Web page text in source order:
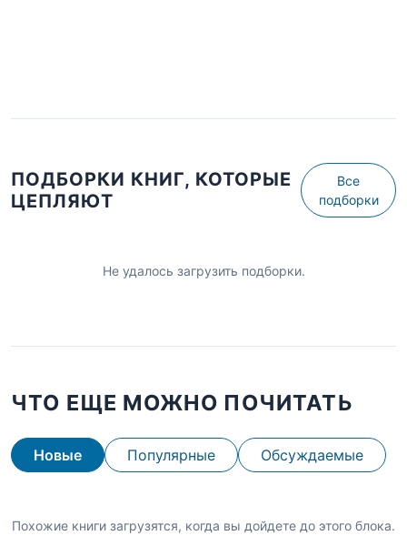
ПОДБОРКИ КНИГ, КОТОРЫЕ
ЦЕПЛЯЮТ
Все
подборки
Не удалось загрузить подборки.
ЧТО ЕЩЕ МОЖНО ПОЧИТАТЬ
Новые Популярные Обсуждаемые
Похожие книги загрузятся, когда вы дойдете до этого блока.